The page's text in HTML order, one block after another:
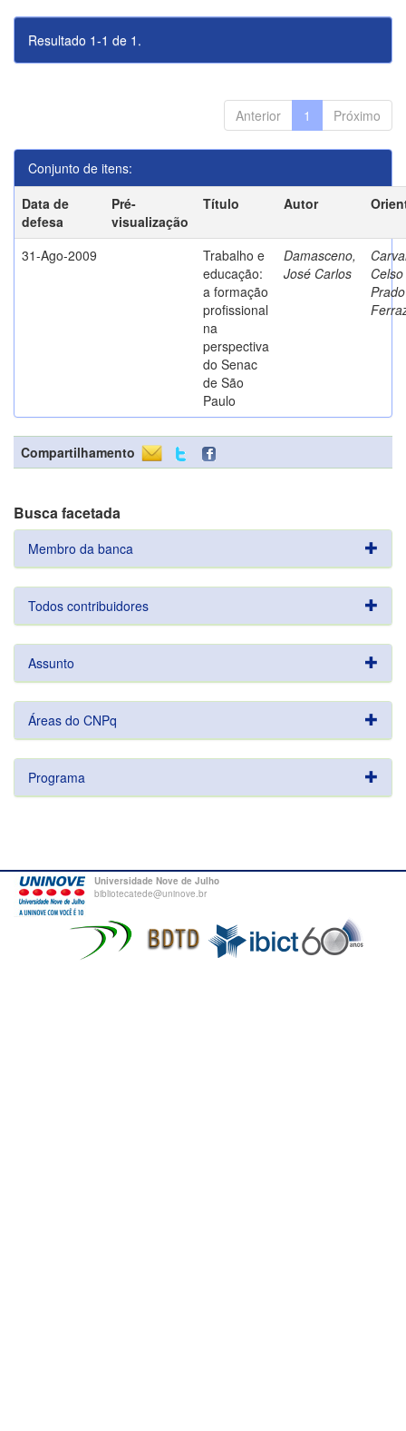
Resultado 1-1 de 1.
Anterior 1 Próximo
Conjunto de itens:
Data de
defesa
Pré-
visualização
Título Autor
31-Ago-2009
Trabalho e
educação:
a formação
profissional
na
perspectiva
do Senac
de São
Paulo
Damasceno,
José Carlos
Prado
Compartilhamento
Busca facetada
Membro da banca
Todos contribuidores
Assunto
Áreas do CNPq
Programa
Universidade Nove de Julho
bibliotecatede@uninove.br